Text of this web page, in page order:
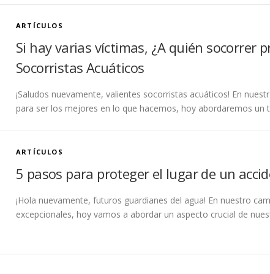
ARTÍCULOS
Si hay varias víctimas, ¿A quién socorrer
Socorristas Acuáticos
¡Saludos nuevamente, valientes socorristas acuáticos! En
para ser los mejores en lo que hacemos, hoy abordaremos un
ARTÍCULOS
5 pasos para proteger el lugar de un
¡Hola nuevamente, futuros guardianes del agua! En nuestro
excepcionales, hoy vamos a abordar un aspecto crucial de